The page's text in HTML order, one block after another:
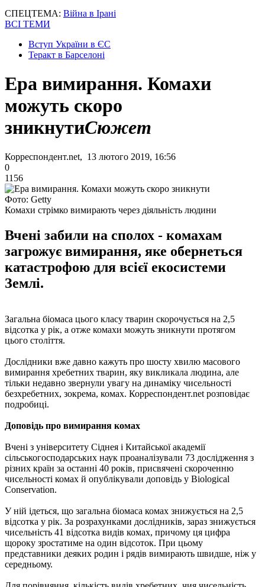
СПЕЦТЕМА: Війна в Ірані
ВСІ ТЕМИ
Вступ України в ЄС
Теракт в Барселоні
Ера вимирання. Комахи
можуть скоро
зникнутиСюжет
Корреспондент.net, 13 лютого 2019, 16:56
0
1156
Фото: Getty
Комахи стрімко вимирають через діяльність людини
Вчені забили на сполох - комахам
загрожує вимирання, яке обернеться
катастрофою для всієї екосистеми
Землі.
Загальна біомаса цього класу тварин скорочується на 2,5
відсотка у рік, а отже комахи можуть зникнути протягом
цього століття.
Дослідники вже давно кажуть про шосту хвилю масового
вимирання хребетних тварин, яку викликала людина, але
тільки недавно звернули увагу на динаміку чисельності
безхребетних, зокрема, комах. Корреспондент.net розповідає
подробиці.
Доповідь про вимирання комах
Вчені з університету Сіднея і Китайської академії
сільськогосподарських наук проаналізували 73 дослідження з
різних країн за останні 40 років, присвячені скороченню
чисельності комах й опублікували доповідь у Biological
Conservation.
У ній ідеться, що загальна біомаса комах знижується на 2,5
відсотка у рік. За розрахунками дослідників, зараз знижується
чисельність 41 відсотка видів комах, причому ця цифра
щороку зростатиме на один відсоток. При цьому
представники деяких родин і рядів вимирають швидше, ніж у
середньому.